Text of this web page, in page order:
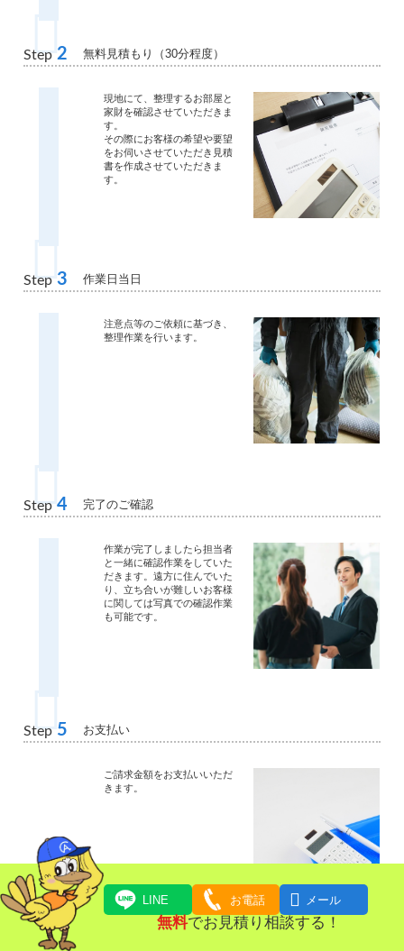
Step 2 無料見積もり（30分程度）
現地にて、整理するお部屋と
家財を確認させていただきま
す。
その際にお客様の希望や要望
をお伺いさせていただき見積
書を作成させていただきま
す。
Step 3 作業日当日
注意点等のご依頼に基づき、
整理作業を行います。
Step 4 完了のご確認
作業が完了しましたら担当者
と一緒に確認作業をしていた
だきます。遠方に住んでいた
り、立ち合いが難しいお客様
に関しては写真での確認作業
も可能です。
Step 5 お支払い
ご請求金額をお支払いいただ
きます。
LINE お電話  メール
無料でお見積り相談する！